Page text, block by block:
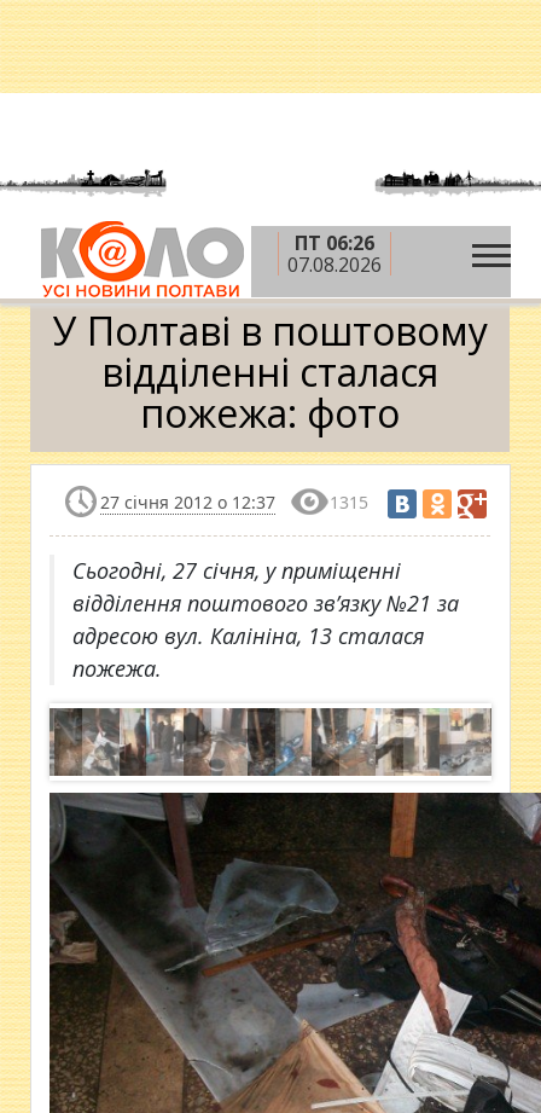
ПТ 06:26
07.08.2026
Головна » Новини »
У Полтаві в поштовому
відділенні сталася пожежа: фото
У Полтаві в поштовому
відділенні сталася
пожежа: фото
27 січня 2012 о 12:37 1315
Сьогодні, 27 січня, у приміщенні
відділення поштового зв’язку №21 за
адресою вул. Калініна, 13 сталася
пожежа.